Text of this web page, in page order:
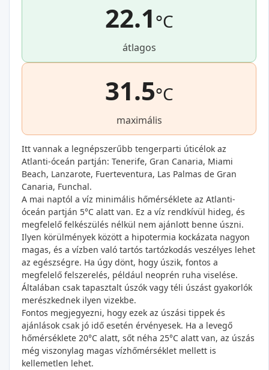
22.1°C
átlagos
31.5°C
maximális
Itt vannak a legnépszerűbb tengerparti úticélok az
Atlanti-óceán partján: Tenerife, Gran Canaria, Miami
Beach, Lanzarote, Fuerteventura, Las Palmas de Gran
Canaria, Funchal.
A mai naptól a víz minimális hőmérséklete az Atlanti-
óceán partján 5°C alatt van. Ez a víz rendkívül hideg, és
megfelelő felkészülés nélkül nem ajánlott benne úszni.
Ilyen körülmények között a hipotermia kockázata nagyon
magas, és a vízben való tartós tartózkodás veszélyes lehet
az egészségre. Ha úgy dönt, hogy úszik, fontos a
megfelelő felszerelés, például neoprén ruha viselése.
Általában csak tapasztalt úszók vagy téli úszást gyakorlók
merészkednek ilyen vizekbe.
Fontos megjegyezni, hogy ezek az úszási tippek és
ajánlások csak jó idő esetén érvényesek. Ha a levegő
hőmérséklete 20°C alatt, sőt néha 25°C alatt van, az úszás
még viszonylag magas vízhőmérséklet mellett is
kellemetlen lehet.